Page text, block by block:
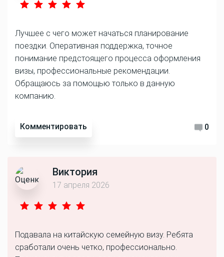
Лучшее с чего может начаться планирование
поездки. Оперативная поддержка, точное
понимание предстоящего процесса оформления
визы, профессиональные рекомендации.
Обращаюсь за помощью только в данную
компанию.
Комментировать 0
Виктория
17 апреля 2026
Подавала на китайскую семейную визу. Ребята
сработали очень четко, профессионально.